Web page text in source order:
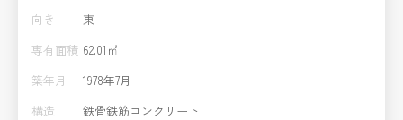
向き
東
専有面積 62.01㎡
築年月
1978年7月
構造
鉄骨鉄筋コンクリート